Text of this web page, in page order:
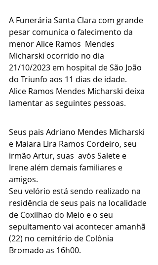
A Funerária Santa Clara com grande
pesar comunica o falecimento da
menor Alice Ramos  Mendes
Micharski ocorrido no dia
21/10/2023 em hospital de São João
do Triunfo aos 11 dias de idade.
Alice Ramos Mendes Micharski deixa
lamentar as seguintes pessoas.
Seus pais Adriano Mendes Micharski
e Maiara Lira Ramos Cordeiro, seu
irmão Artur, suas  avós Salete e
Irene além demais familiares e
amigos.
Seu velório está sendo realizado na
residência de seus pais na localidade
de Coxilhao do Meio e o seu
sepultamento vai acontecer amanhã
(22) no cemitério de Colônia
Bromado as 16h00.